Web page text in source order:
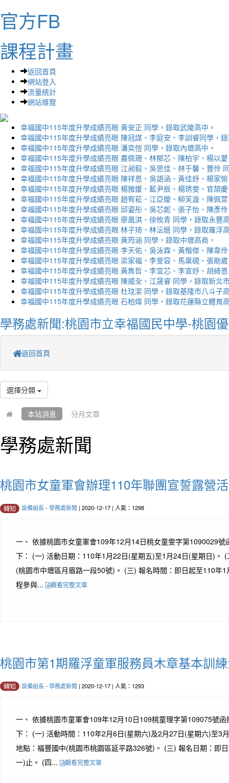
官方FB
課程計畫
返回首頁
網站登入
流量統計
網站導覽
幸福國中115年度升學成績亮眼 黃安正 同學，錄取武陵高中。
幸福國中115年度升學成績亮眼 陳冠謀、李庭安、李訓睿同學，
幸福國中115年度升學成績亮眼 潘奕愷 同學，錄取內壢高中。
幸福國中115年度升學成績亮眼 農佩珊、林郁芯、陳柏宇、楊以
幸福國中115年度升學成績亮眼 江昶毅、吳思佳、林于馨、豐伶
幸福國中115年度升學成績亮眼 陳祥恩、吳語涵、黃佳妤、楊家
幸福國中115年度升學成績亮眼 楊雅媛、藍尹辰、楊琇雯、官頡
幸福國中115年度升學成績亮眼 趙宥菘、江亞嬡、柳芙漩、陳佩
幸福國中115年度升學成績亮眼 邱姿彤、吳芯妮、張子怡、陳彥
幸福國中115年度升學成績亮眼 廖凰淇、徐攸青 同學，錄取永豐
幸福國中115年度升學成績亮眼 林子琦、林沄嬨 同學，錄取羅浮
幸福國中115年度升學成績亮眼 黃筠涵 同學，錄取中壢高商。
幸福國中115年度升學成績亮眼 李天佑、吳泳霖、黃楷傑、陳韋
幸福國中115年度升學成績亮眼 梁家福、李旻容、馬稟硯、張勛
幸福國中115年度升學成績亮眼 黃雋哲、李宜芯、李宣妤、胡綺
幸福國中115年度升學成績亮眼 陳威全、江晟睿 同學，錄取新北
幸福國中115年度升學成績亮眼 杜玟潔 同學，錄取基隆市八斗子
幸福國中115年度升學成績亮眼 石柏煒 同學，錄取花蓮縣立體育
學務處新聞:桃園市立幸福國民中學-桃園
返回首頁
選擇分類
本站消息 分月文章
學務處新聞
桃園市女童軍會辦理110年聯團宣誓露營
轉知 設備組長- 學務處新聞 | 2020-12-17 | 人氣：1298
一、 依據桃園市女童軍會109年12月14日桃女童雯字第1090029號
下： (一) 活動日期：110年1月22日(星期五)至1月24日(星期日)。
(桃園市中壢區月眉路一段50號)。 (三) 報名時間：即日起至110年
程參與...
觀看完整文章
桃園市第1期羅浮童軍服務員木章基本訓
轉知 設備組長- 學務處新聞 | 2020-12-17 | 人氣：1293
一、 依據桃園市童軍會109年12月10日109桃童理字第109075號
下： (一) 活動時間：110年2月6日(星期六)及2月27日(星期六)至3
地點：福豐國中(桃園市桃園區延平路326號)。 (三) 報名日期：即
一)止。 (四...
觀看完整文章